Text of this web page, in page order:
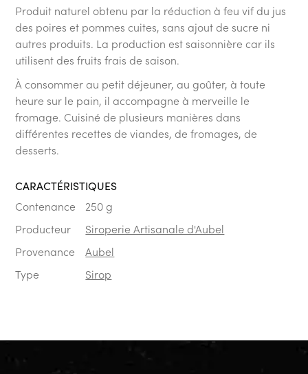
Produit naturel obtenu par la réduction à feu vif du jus
des poires et pommes cuites, sans ajout de sucre ni
autres produits. La production est saisonnière car ils
utilisent des fruits frais de saison.
À consommer au petit déjeuner, au goûter, à toute
heure sur le pain, il accompagne à merveille le
fromage. Cuisiné de plusieurs manières dans
différentes recettes de viandes, de fromages, de
desserts.
CARACTÉRISTIQUES
Contenance
250 g
Producteur
Siroperie Artisanale d'Aubel
Provenance
Aubel
Type
Sirop